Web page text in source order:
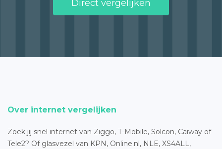
Direct vergelijken
Over internet vergelijken
Zoek jij snel internet van Ziggo, T-Mobile, Solcon, Caiway of
Tele2? Of glasvezel van KPN, Online.nl, NLE, XS4ALL,